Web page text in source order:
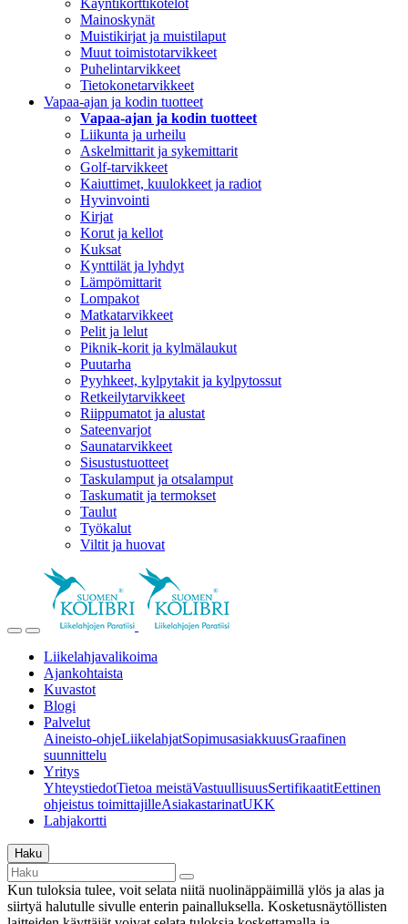
Käyntikorttikotelot
Mainoskynät
Muistikirjat ja muistilaput
Muut toimistotarvikkeet
Puhelintarvikkeet
Tietokonetarvikkeet
Vapaa-ajan ja kodin tuotteet
Vapaa-ajan ja kodin tuotteet
Liikunta ja urheilu
Askelmittarit ja sykemittarit
Golf-tarvikkeet
Kaiuttimet, kuulokkeet ja radiot
Hyvinvointi
Kirjat
Korut ja kellot
Kuksat
Kynttilät ja lyhdyt
Lämpömittarit
Lompakot
Matkatarvikkeet
Pelit ja lelut
Piknik-korit ja kylmälaukut
Puutarha
Pyyhkeet, kylpytakit ja kylpytossut
Retkeilytarvikkeet
Riippumatot ja alustat
Sateenvarjot
Saunatarvikkeet
Sisustustuotteet
Taskulamput ja otsalamput
Taskumatit ja termokset
Taulut
Työkalut
Viltit ja huovat
Liikelahjavalikoima
Ajankohtaista
Kuvastot
Blogi
Palvelut
Aineisto-ohjeLiikelahjatSopimusasiakkuusGraafinen
suunnittelu
Yritys
YhteystiedotTietoa meistäVastuullisuusSertifikaatitEettinen
ohjeistus toimittajilleAsiakastarinatUKK
Lahjakortti
Haku
Kun tuloksia tulee, voit selata niitä nuolinäppäimillä ylös ja alas ja
siirtyä halutulle sivulle enterin painalluksella. Kosketusnäytöllisten